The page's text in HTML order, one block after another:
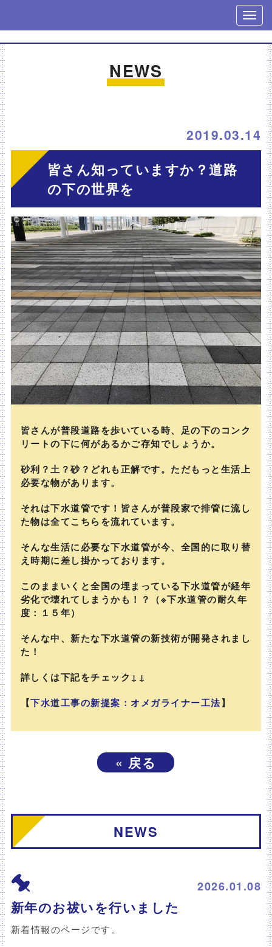
NEWS
2019.03.14
皆さん知っていますか？道路
の下の世界を
皆さんが普段道路を歩いている時、足の下のコンク
リートの下に何があるかご存知でしょうか。
砂利？土？砂？どれも正解です。ただもっと生活上
必要な物があります。
それは下水道管です！皆さんが普段家で排管に流し
た物は全てこちらを流れています。
そんな生活に必要な下水道管が今、全国的に取り替
え時期に差し掛かっております。
このままいくと全国の埋まっている下水道管が経年
劣化で壊れてしまうかも！？（※下水道管の耐久年
度：１５年）
そんな中、新たな下水道管の新技術が開発されまし
た！
詳しくは下記をチェック↓↓
【下水道工事の新提案：オメガライナー工法】
« 戻る
NEWS
2026.01.08
新年のお祓いを行いました
新着情報のページです。